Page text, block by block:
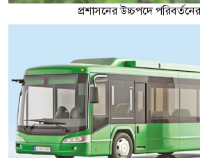
প্রশাসনের উচ্চপদে